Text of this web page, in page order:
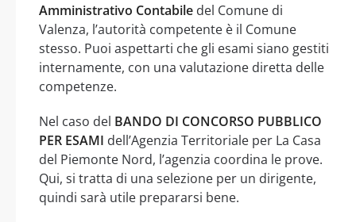
Amministrativo Contabile del Comune di
Valenza, l’autorità competente è il Comune
stesso. Puoi aspettarti che gli esami siano gestiti
internamente, con una valutazione diretta delle
competenze.
Nel caso del BANDO DI CONCORSO PUBBLICO
PER ESAMI dell’Agenzia Territoriale per La Casa
del Piemonte Nord, l’agenzia coordina le prove.
Qui, si tratta di una selezione per un dirigente,
quindi sarà utile prepararsi bene.